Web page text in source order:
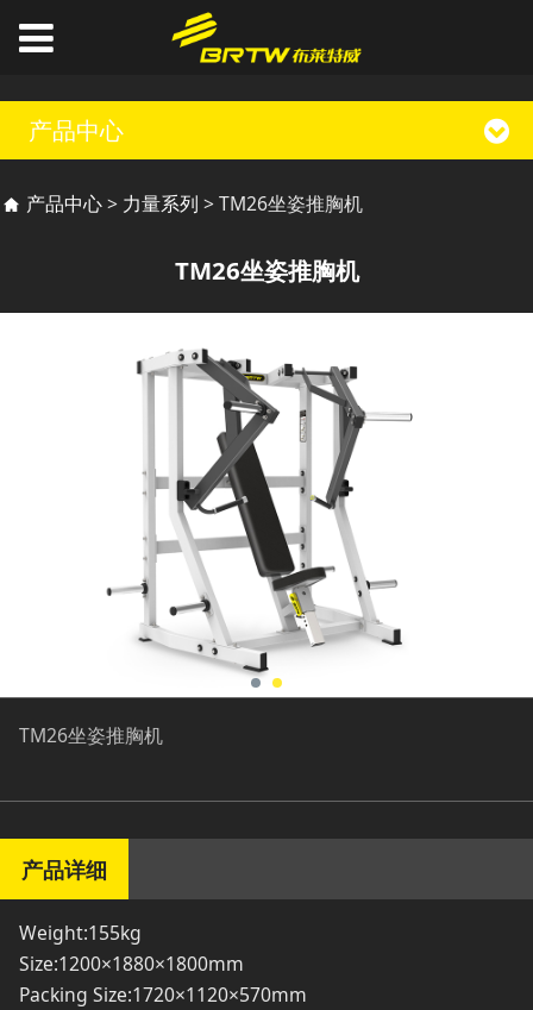
产品中心
TM26坐姿推胸机
产品中心> 力量系列 >TM26坐姿推胸机
TM26坐姿推胸机
TM26坐姿推胸机
产品详细
Weight:155kg
Size:1200×1880×1800mm
Packing Size:1720×1120×570mm